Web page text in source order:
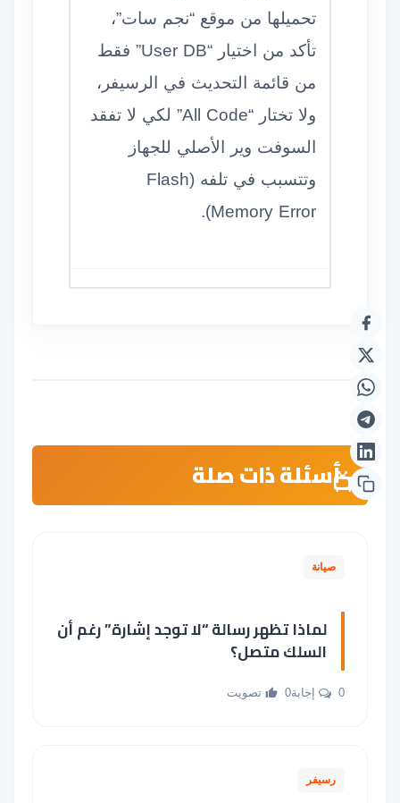
تحميلها من موقع “نجم سات”،
تأكد من اختيار “User DB” فقط
من قائمة التحديث في الرسيفر،
ولا تختار “All Code” لكي لا تفقد
السوفت وير الأصلي للجهاز
وتتسبب في تلفه (Flash
Memory Error).
أسئلة ذات صلة
صيانة
لماذا تظهر رسالة “لا توجد إشارة” رغم أن
السلك متصل؟
0 إجابة 0 تصويت
رسيفر